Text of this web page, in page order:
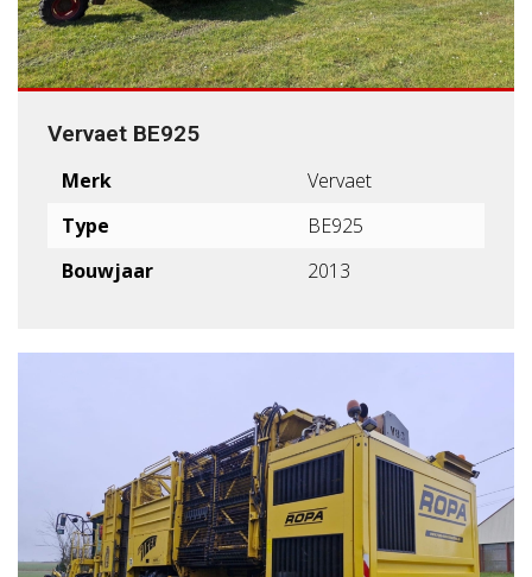
Vervaet BE925
Merk
Vervaet
Type
BE925
Bouwjaar
2013